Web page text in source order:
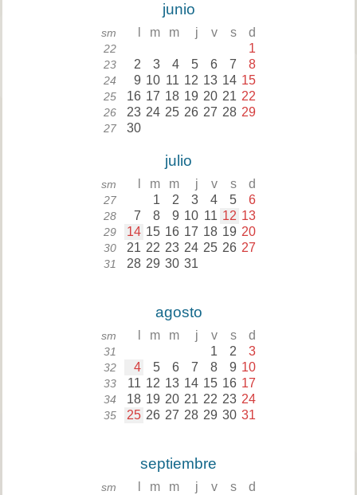
junio
sm m m j v s d
22 1
23 2 3 4 5 6 7 8
24 9 10 11 12 13 14 15
25 16 17 18 19 20 21 22
26 23 24 25 26 27 28 29
27 30
julio
sm m m j v s d
27 1 2 3 4 5 6
28 7 8 9 10 11 12 13
29 14 15 16 17 18 19 20
30 21 22 23 24 25 26 27
31 28 29 30 31
agosto
sm m m j v s d
31 1 2 3
32 4 5 6 7 8 9 10
33 11 12 13 14 15 16 17
34 18 19 20 21 22 23 24
35 25 26 27 28 29 30 31
septiembre
sm m m j v s d